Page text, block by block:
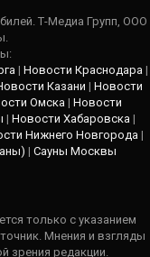
Т-Медиа Групп, ООО
| Новости Краснодара |
Казани | Новости
Омска | Новости
| Новости Хабаровска |
Нижнего Новгорода |
| Сауны Москвы
только с указанием
Мнения и взгляды
зрения редакции.